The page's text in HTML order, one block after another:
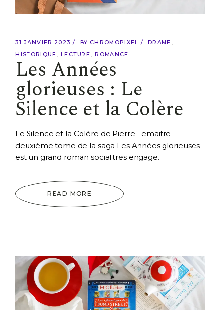
31 JANVIER 2023 BY CHROMOPIXEL
DRAME
HISTORIQUE
LECTURE ROMANCE
Les Années
glorieuses : Le
Silence et la Colère
Le Silence et la Colère de Pierre Lemaitre
deuxième tome de la saga Les Années glorieuses
est un grand roman social très engagé.
READ MORE